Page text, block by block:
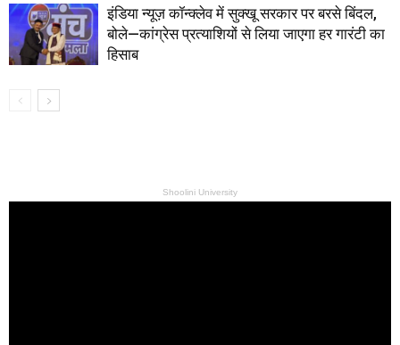
इंडिया न्यूज़ कॉन्क्लेव में सुक्खू सरकार पर बरसे बिंदल,
बोले—कांग्रेस प्रत्याशियों से लिया जाएगा हर गारंटी का
हिसाब
Shoolini University